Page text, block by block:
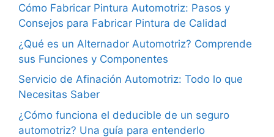
Cómo Fabricar Pintura Automotriz: Pasos y
Consejos para Fabricar Pintura de Calidad
¿Qué es un Alternador Automotriz? Comprende
sus Funciones y Componentes
Servicio de Afinación Automotriz: Todo lo que
Necesitas Saber
¿Cómo funciona el deducible de un seguro
automotriz? Una guía para entenderlo